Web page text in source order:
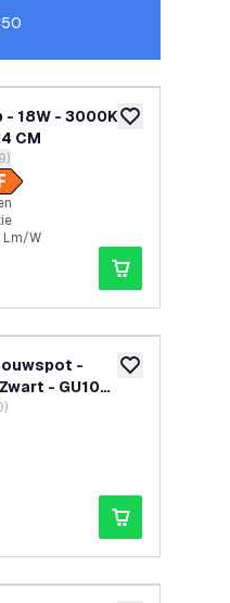
toevoegen aan
- 18W - 3000K -
CM
openen
Lm/W
toevoegen
-
- GU10